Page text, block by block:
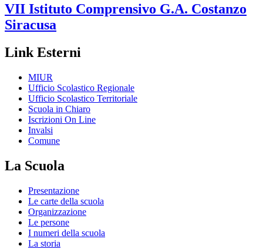
VII Istituto Comprensivo G.A. Costanzo
Siracusa
Link Esterni
MIUR
Ufficio Scolastico Regionale
Ufficio Scolastico Territoriale
Scuola in Chiaro
Iscrizioni On Line
Invalsi
Comune
La Scuola
Presentazione
Le carte della scuola
Organizzazione
Le persone
I numeri della scuola
La storia